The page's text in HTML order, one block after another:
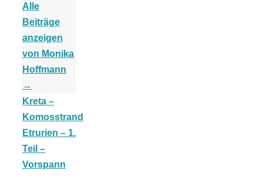
Alle
Beiträge
anzeigen
von Monika
Hoffmann
→
Kreta –
Komosstrand
Etrurien – 1.
Teil –
Vorspann